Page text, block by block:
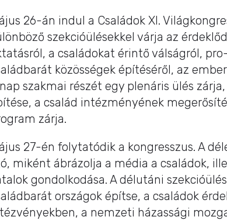
26-án indul a Családok XI.
szekcióülésekkel várja az
a családokat érintő válságról,
közösségek építéséről, az
szakmai részét egy plenáris ülés
a család intézményének
zárja.
27-én folytatódik a kongresszus. A
miként ábrázolja a média a családok,
gondolkodása. A délutáni
országok építse, a családok
a nemzeti házassági